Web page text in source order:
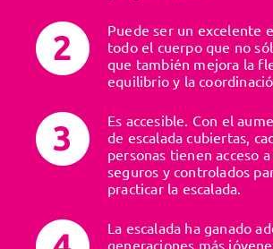
Puede ser un excelente
todo el cuerpo que no
que también mejora la
equilibrio y la
Es accesible. Con el
de escalada cubiertas,
personas tienen acceso
seguros y controlados
practicar la escalada.
La escalada ha ganado
generaciones más